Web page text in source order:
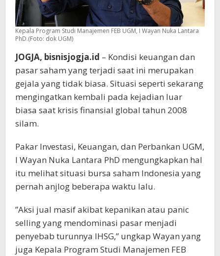
Kepala Program Studi Manajemen FEB UGM, I Wayan Nuka Lantara
PhD.(Foto: dok UGM)
JOGJA, bisnisjogja.id – Kondisi keuangan dan
pasar saham yang terjadi saat ini merupakan
gejala yang tidak biasa. Situasi seperti sekarang
mengingatkan kembali pada kejadian luar
biasa saat krisis finansial global tahun 2008
silam.
Pakar Investasi, Keuangan, dan Perbankan UGM,
I Wayan Nuka Lantara PhD mengungkapkan hal
itu melihat situasi bursa saham Indonesia yang
pernah anjlog beberapa waktu lalu.
”Aksi jual masif akibat kepanikan atau panic
selling yang mendominasi pasar menjadi
penyebab turunnya IHSG,” ungkap Wayan yang
juga Kepala Program Studi Manajemen FEB